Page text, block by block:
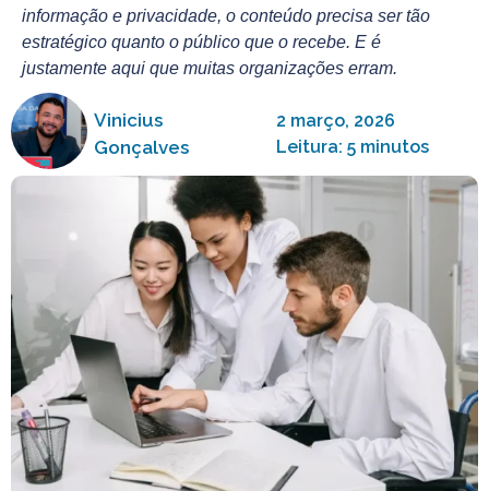
informação e privacidade, o conteúdo precisa ser tão
estratégico quanto o público que o recebe. E é
justamente aqui que muitas organizações erram.
Vinicius
Gonçalves
2 março, 2026
Leitura: 5 minutos